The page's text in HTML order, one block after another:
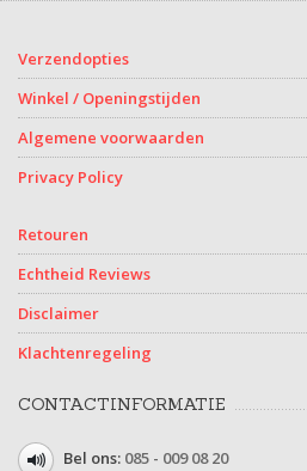
Verzendopties
Winkel / Openingstijden
Algemene voorwaarden
Privacy Policy
Retouren
Echtheid Reviews
Disclaimer
Klachtenregeling
CONTACTINFORMATIE
Bel ons: 085 - 009 08 20